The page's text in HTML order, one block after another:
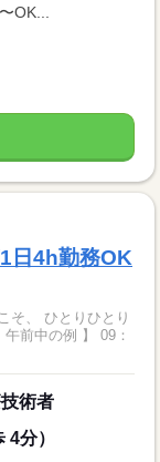
OK...
日4h勤務OK
術者
分）